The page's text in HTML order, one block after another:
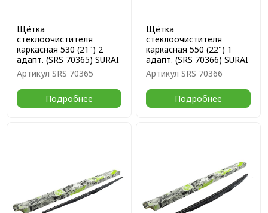
Щётка
стеклоочистителя
каркасная 530 (21") 2
адапт. (SRS 70365) SURAI
Артикул SRS 70365
Подробнее
Щётка
стеклоочистителя
каркасная 550 (22") 1
адапт. (SRS 70366) SURAI
Артикул SRS 70366
Подробнее